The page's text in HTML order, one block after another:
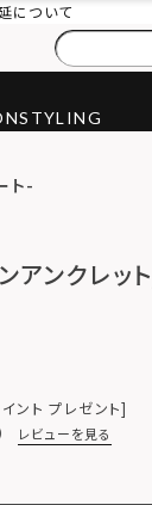
について
STYLING
ト-
アンクレッ
ント プレゼント
レビューを見る